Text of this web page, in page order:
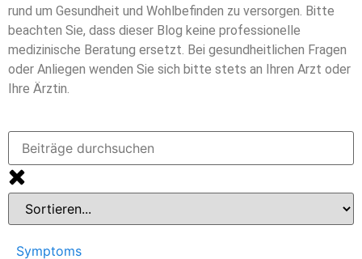
rund um Gesundheit und Wohlbefinden zu versorgen. Bitte
beachten Sie, dass dieser Blog keine professionelle
medizinische Beratung ersetzt. Bei gesundheitlichen Fragen
oder Anliegen wenden Sie sich bitte stets an Ihren Arzt oder
Ihre Ärztin.
Symptoms